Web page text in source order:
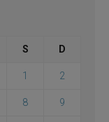
S D
1 2
8 9